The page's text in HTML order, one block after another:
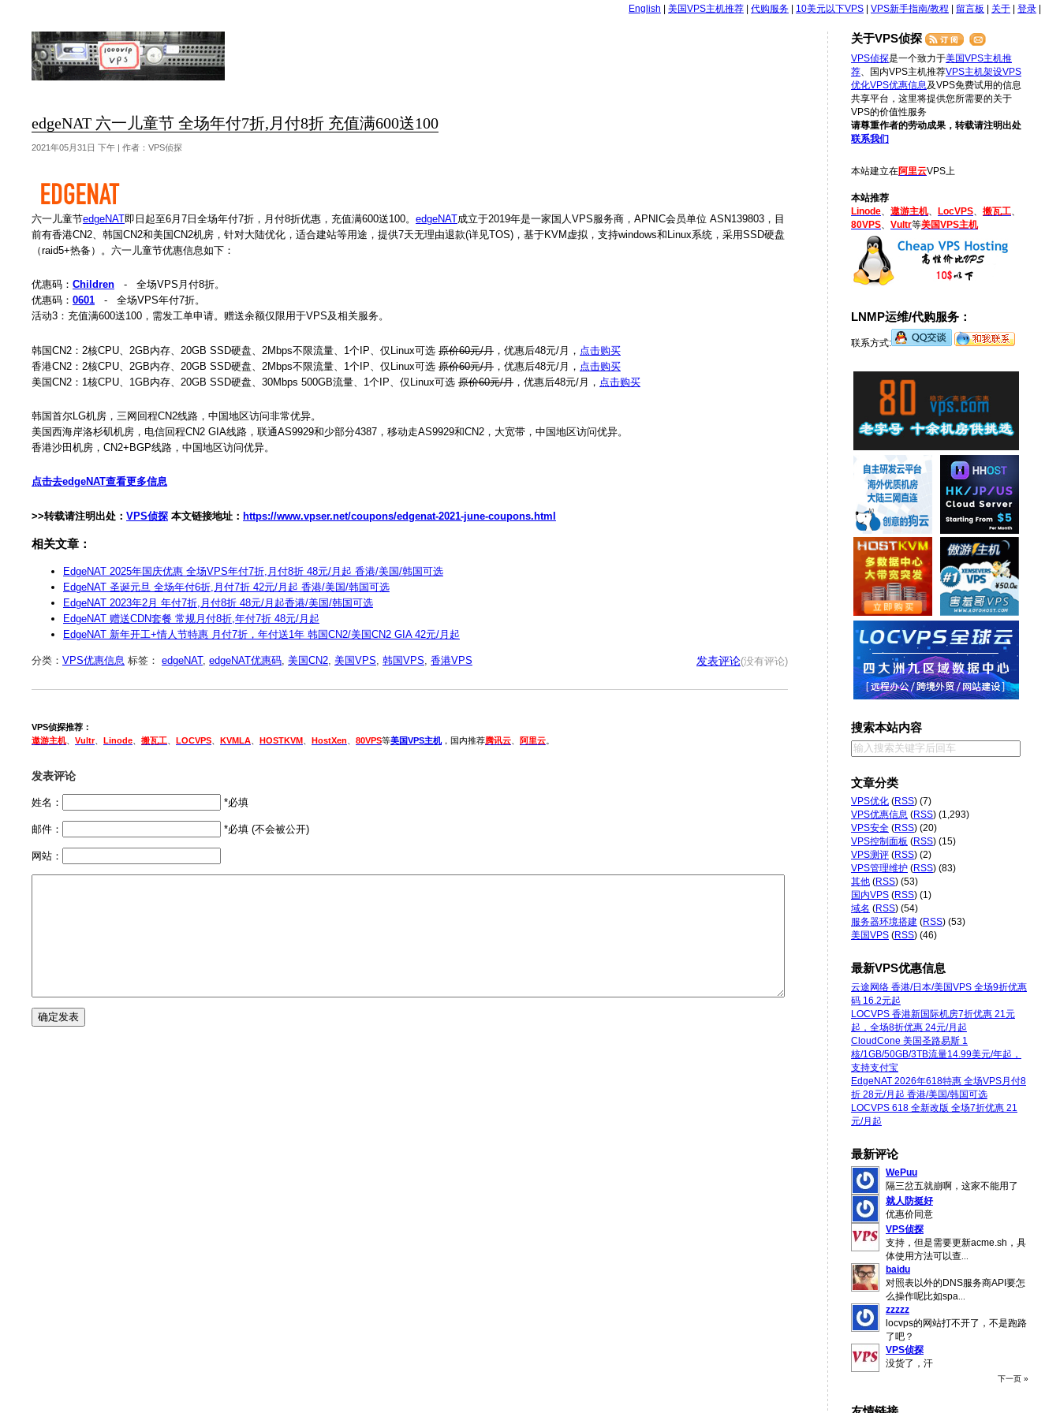
English 美国VPS主机推荐 代购服务 10美元以下VPS VPS新手指南/教程 留言板 关于 登录
edgeNAT 六一儿童节 全场年付7折,月付8折 充值满600送100
2021年05月31日 下午 | 作者：VPS侦探
六一儿童节edgeNAT即日起至6月7日全场年付7折，月付8折优惠，充值满600送100。 edgeNAT成立于2019年是一家国人VPS服务商，APNIC会员单位 ASN139803，目
前有香港CN2、韩国CN2和美国CN2机房，针对大陆优化，适合建站等用途，提供7天无理由退款(详见TOS)，基于KVM虚拟，支持windows和Linux系统，采用SSD硬盘
（raid5+热备）。六一儿童节优惠信息如下：
优惠码： Children - 全场VPS月付8折。
优惠码： 0601 - 全场VPS年付7折。
活动3：充值满600送100，需发工单申请。赠送余额仅限用于VPS及相关服务。
韩国CN2：2核CPU、2GB内存、20GB SSD硬盘、2Mbps不限流量、1个IP、仅Linux可选 原价60元/月 ，优惠后48元/月， 点击购买
香港CN2：2核CPU、2GB内存、20GB SSD硬盘、2Mbps不限流量、1个IP、仅Linux可选 原价60元/月 ，优惠后48元/月， 点击购买
美国CN2：1核CPU、1GB内存、20GB SSD硬盘、30Mbps 500GB流量、1个IP、仅Linux可选 原价60元/月 ，优惠后48元/月， 点击购买
韩国首尔LG机房，三网回程CN2线路，中国地区访问非常优异。
美国西海岸洛杉矶机房，电信回程CN2 GIA线路，联通AS9929和少部分4387，移动走AS9929和CN2，大宽带，中国地区访问优异。
香港沙田机房，CN2+BGP线路，中国地区访问优异。
点击去edgeNAT查看更多信息
>>转载请注明出处： VPS侦探 本文链接地址： https://www.vpser.net/coupons/edgenat-2021-june-coupons.html
相关文章：
EdgeNAT 2025年国庆优惠 全场VPS年付7折,月付8折 48元/月起 香港/美国/韩国可选
EdgeNAT 圣诞元旦 全场年付6折,月付7折 42元/月起 香港/美国/韩国可选
EdgeNAT 2023年2月 年付7折,月付8折 48元/月起香港/美国/韩国可选
EdgeNAT 赠送CDN套餐 常规月付8折,年付7折 48元/月起
EdgeNAT 新年开工+情人节特惠 月付7折，年付送1年 韩国CN2/美国CN2 GIA 42元/月起
发表评论(没有评论)
分类： VPS优惠信息 标签： edgeNAT, edgeNAT优惠码, 美国CN2, 美国VPS, 韩国VPS, 香港VPS
VPS侦探推荐：
遨游主机
Vultr、 Linode 搬瓦工 LOCVPS KVMLA HOSTKVM HostXen 80VPS等美国VPS主机 ，国内推荐腾讯云 阿里云。
发表评论
姓名： *必填
邮件： *必填 (不会被公开)
网站：
关于VPS侦探
VPS侦探是一个致力于美国VPS主机推
荐 、国内VPS主机推荐VPS主机架设VPS
优化VPS优惠信息 及VPS免费试用的信息
共享平台，这里将提供您所需要的关于
VPS的价值性服务
请尊重作者的劳动成果，转载请注明出处
联系我们
本站建立在阿里云VPS上
本站推荐
Linode
遨游主机、 LocVPS 搬瓦工
80VPS
Vultr等美国VPS主机
LNMP运维/代购服务：
联系方式:
搜索本站内容
文章分类
VPS优化 (RSS) (7)
VPS优惠信息 (RSS) (1,293)
VPS安全 (RSS) (20)
VPS控制面板 (RSS) (15)
VPS测评 (RSS) (2)
VPS管理维护 (RSS) (83)
其他 (RSS) (53)
国内VPS (RSS) (1)
域名 (RSS) (54)
服务器环境搭建 (RSS) (53)
美国VPS (RSS) (46)
最新VPS优惠信息
云途网络 香港/日本/美国VPS 全场9折优惠
码 16.2元起
LOCVPS 香港新国际机房7折优惠 21元
起，全场8折优惠 24元/月起
CloudCone 美国圣路易斯 1
核/1GB/50GB/3TB流量14.99美元/年起，
支持支付宝
EdgeNAT 2026年618特惠 全场VPS月付8
折 28元/月起 香港/美国/韩国可选
LOCVPS 618 全新改版 全场7折优惠 21
元/月起
最新评论
WePuu
隔三岔五就崩啊，这家不能用了
就人防挺好
优惠价同意
VPS侦探
支持，但是需要更新acme.sh，具
体使用方法可以查
baidu
对照表以外的DNS服务商API要怎
么操作呢比如spa
zzzzz
locvps的网站打不开了，不是跑路
了吧？
VPS侦探
没货了，汗
下一页 »